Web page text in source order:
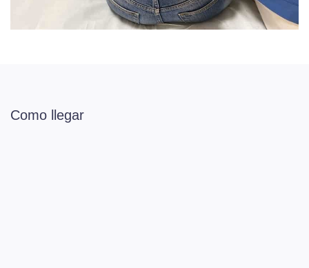
Como llegar